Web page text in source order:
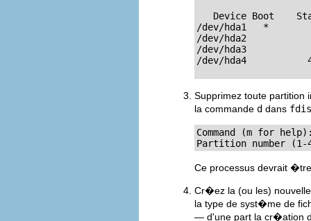
Device Boot
/dev/hda1   *
/dev/hda2
/dev/hda3
/dev/hda4
Supprimez toute partition
la commande d dans
Command (m for
Partition number
Ce processus devrait
Cr�ez la (ou les)
la type de syst�me de
— d'une part la cr�ation